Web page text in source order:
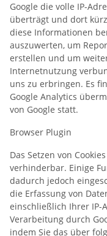
Google die volle IP-
überträgt und dort
diese Informationen
auszuwerten, um
erstellen und um
Internetnutzung
uns zu erbringen. Es
Google Analytics
von Google statt.
Browser Plugin
Das Setzen von
verhinderbar. Einige
dadurch jedoch
die Erfassung von
einschließlich Ihrer IP-
Verarbeitung durch
indem Sie das über